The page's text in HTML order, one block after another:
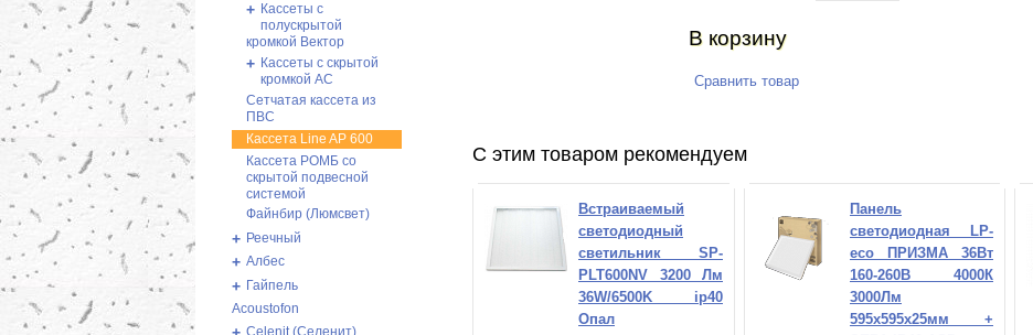
+ Кассеты с
полускрытой
кромкой Вектор
+ Кассеты с скрытой
кромкой AC
Сетчатая кассета из
ПВС
Кассета Line AP 600
Кассета РОМБ со
скрытой подвесной
системой
Файнбир (Люмсвет)
+ Реечный
+ Албес
+ Гайпель
Acoustofon
В корзину
Сравнить товар
С этим товаром рекомендуем
Встраиваемый
светодиодный
светильник SP-
PLT600NV 3200 Лм
36W/6500K ip40
Опал
Панель
светодиодная LP-
eco ПРИЗМА 36Вт
160-260В 4000К
3000Лм
595х595х25мм +